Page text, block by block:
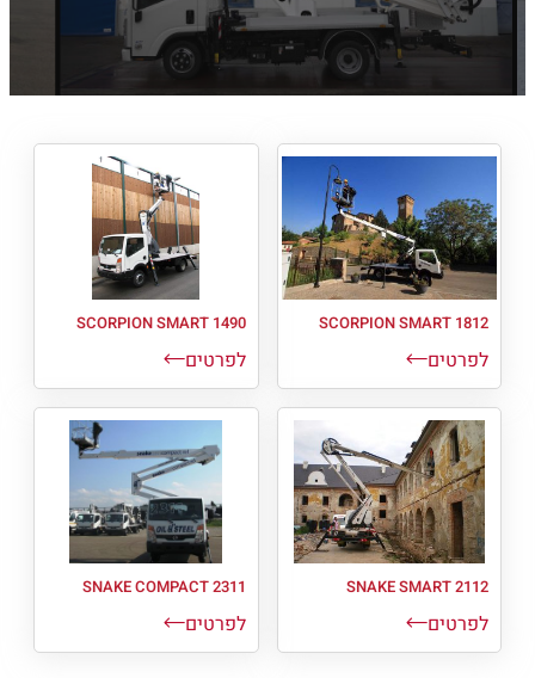
SCORPION SMART 1812
לפרטים
SCORPION SMART 1490
לפרטים
SNAKE SMART 2112
לפרטים
SNAKE COMPACT 2311
לפרטים